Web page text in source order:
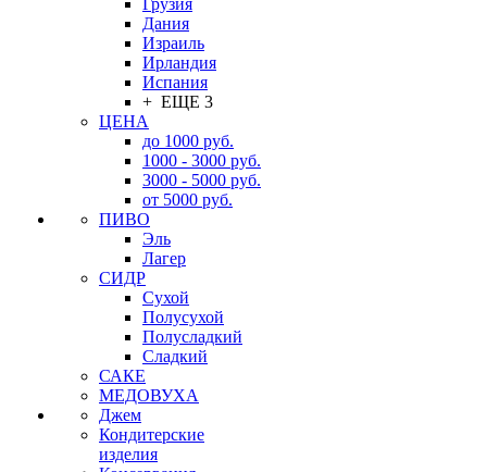
Грузия
Дания
Израиль
Ирландия
Испания
+ ЕЩЕ 3
ЦЕНА
до 1000 руб.
1000 - 3000 руб.
3000 - 5000 руб.
от 5000 руб.
ПИВО
Эль
Лагер
СИДР
Сухой
Полусухой
Полусладкий
Сладкий
САКЕ
МЕДОВУХА
Джем
Кондитерские
изделия